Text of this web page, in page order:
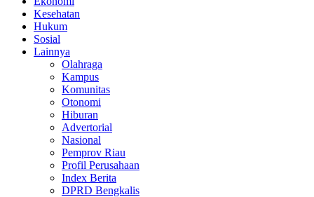
Kesehatan
Hukum
Sosial
Lainnya
Olahraga
Kampus
Komunitas
Otonomi
Hiburan
Advertorial
Nasional
Pemprov Riau
Profil Perusahaan
Index Berita
DPRD Bengkalis